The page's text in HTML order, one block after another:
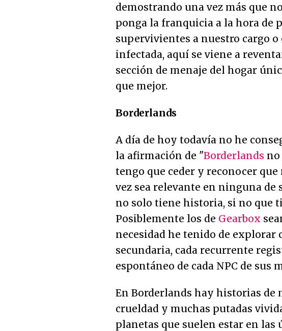
demostrando una vez más que
ponga la franquicia a la hora de
supervivientes a nuestro cargo
infectada, aquí se viene a
sección de menaje del hogar
que mejor.
Borderlands
A día de hoy todavía no he
la afirmación de "Borderlands no
tengo que ceder y reconocer
vez sea relevante en ninguna de
no solo tiene historia, si no que
Posiblemente los de Gearbox
necesidad he tenido de explorar
secundaria, cada recurrente
espontáneo de cada NPC de sus
En Borderlands hay historias de
crueldad y muchas putadas
planetas que suelen estar en